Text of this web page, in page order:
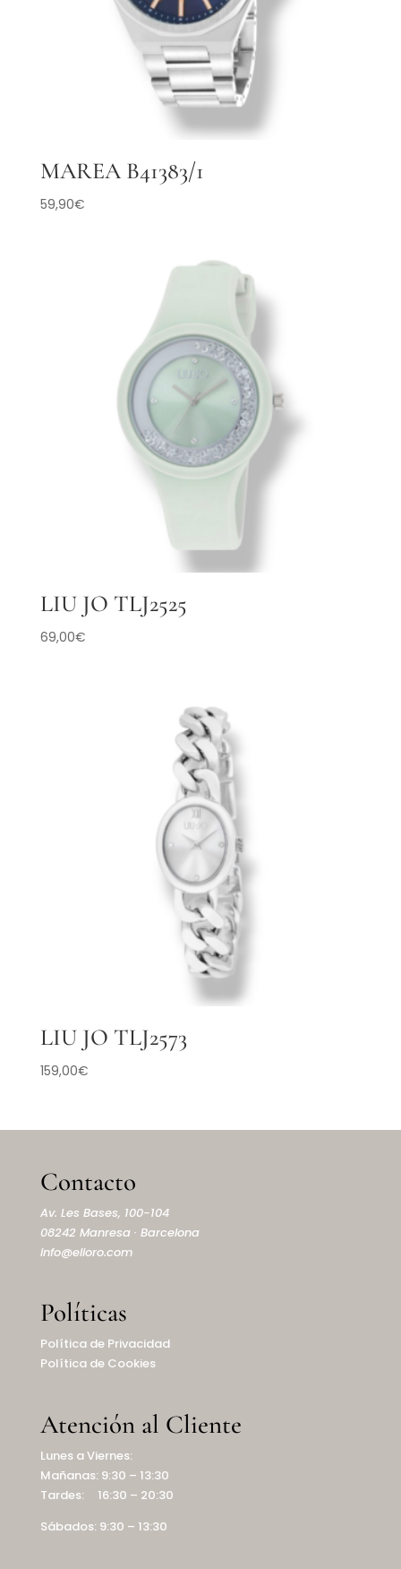
MAREA B41383/1
59,90€
LIU JO TLJ2525
69,00€
LIU JO TLJ2573
159,00€
Contacto
Av. Les Bases, 100-104
08242 Manresa · Barcelona
info@elioro.com
Políticas
Política de Privacidad
Política de Cookies
Atención al Cliente
Lunes a Viernes:
Mañanas: 9:30 – 13:30
Tardes: 16:30 – 20:30
Sábados: 9:30 – 13:30